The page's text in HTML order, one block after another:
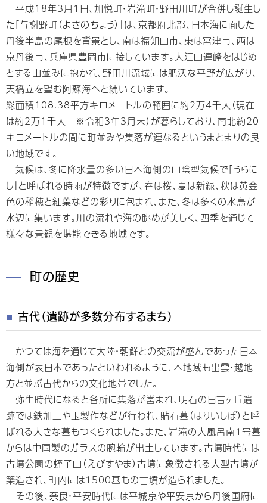
平成18年3月1日、加悦町・岩滝町・野田川町が合併し誕生し
た「与謝野町（よさのちょう）」は、京都府北部、日本海に面した
丹後半島の尾根を背景とし、南は福知山市、東は宮津市、西は
京丹後市、兵庫県豊岡市に接しています。大江山連峰をはじめ
とする山並みに抱かれ、野田川流域には肥沃な平野が広がり、
天橋立を望む阿蘇海へと続いています。
総面積108.38平方キロメートルの範囲に約2万4千人（現在
は約2万1千人 ※令和3年3月末）が暮らしており、南北約20
キロメートルの間に町並みや集落が連なるというまとまりの良
い地域です。
気候は、冬に降水量の多い日本海側の山陰型気候で「うらに
し」と呼ばれる時雨が特徴ですが、春は桜、夏は新緑、秋は黄金
色の稲穂と紅葉などの彩りに包まれ、また、冬は多くの水鳥が
水辺に集います。川の流れや海の眺めが美しく、四季を通じて
様々な景観を堪能できる地域です。
町の歴史
古代（遺跡が多数分布するまち）
かつては海を通じて大陸・朝鮮との交流が盛んであった日本
海側が表日本であったといわれるように、本地域も出雲・越地
方と並ぶ古代からの文化地帯でした。
弥生時代になると各所に集落が営まれ、明石の日吉ヶ丘遺
跡では鉄加工や玉製作などが行われ、貼石墓（はりいしぼ）と呼
ばれる大きな墓もつくられました。また、岩滝の大風呂南1号墓
からは中国製のガラスの腕輪が出土しています。古墳時代には
古墳公園の蛭子山（えびすやま）古墳に象徴される大型古墳が
築造され、町内には1500基もの古墳が造られました。
その後、奈良・平安時代には平城京や平安京から丹後国府に